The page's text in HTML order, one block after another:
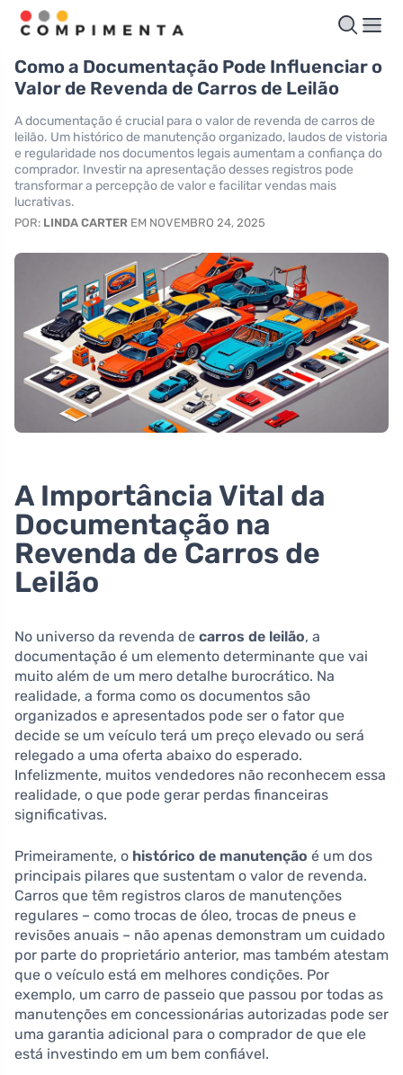
Como a Documentação Pode Influenciar o
Valor de Revenda de Carros de Leilão
A documentação é crucial para o valor de revenda de carros de
leilão. Um histórico de manutenção organizado, laudos de vistoria
e regularidade nos documentos legais aumentam a confiança do
comprador. Investir na apresentação desses registros pode
transformar a percepção de valor e facilitar vendas mais
lucrativas.
POR: LINDA CARTER EM NOVEMBRO 24, 2025
A Importância Vital da
Documentação na
Revenda de Carros de
Leilão
No universo da revenda de carros de leilão, a
documentação é um elemento determinante que vai
muito além de um mero detalhe burocrático. Na
realidade, a forma como os documentos são
organizados e apresentados pode ser o fator que
decide se um veículo terá um preço elevado ou será
relegado a uma oferta abaixo do esperado.
Infelizmente, muitos vendedores não reconhecem essa
realidade, o que pode gerar perdas financeiras
significativas.
Primeiramente, o histórico de manutenção é um dos
principais pilares que sustentam o valor de revenda.
Carros que têm registros claros de manutenções
regulares – como trocas de óleo, trocas de pneus e
revisões anuais – não apenas demonstram um cuidado
por parte do proprietário anterior, mas também atestam
que o veículo está em melhores condições. Por
exemplo, um carro de passeio que passou por todas as
manutenções em concessionárias autorizadas pode ser
uma garantia adicional para o comprador de que ele
está investindo em um bem confiável.